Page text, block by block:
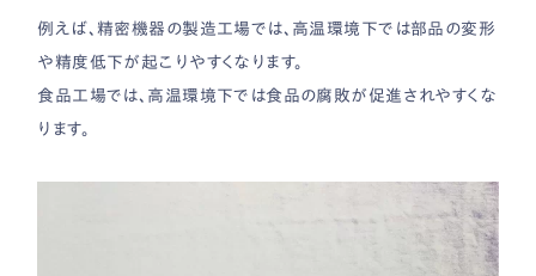
例えば、精密機器の製造工場では、高温環境下では部品の変形
や精度低下が起こりやすくなります。
食品工場では、高温環境下では食品の腐敗が促進されやすくな
ります。